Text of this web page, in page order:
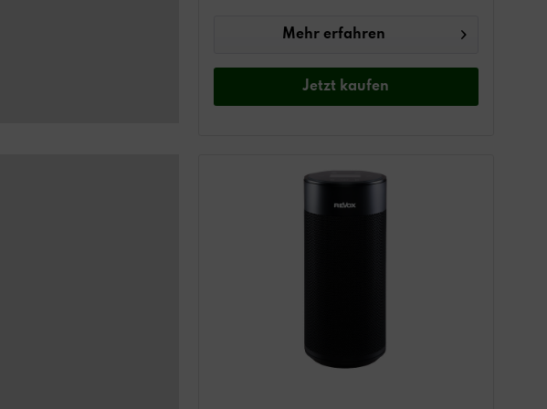
Mehr erfahren
Jetzt kaufen